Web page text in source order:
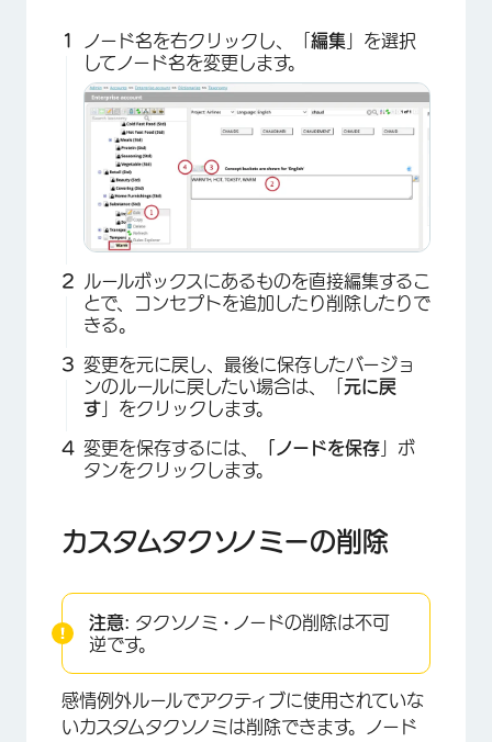
×
ノード名を右クリックし、「 編集 」を選択
してノード名を変更します。
ルールボックスにあるものを直接編集するこ
とで、コンセプトを追加したり削除したりで
きる。
変更を元に戻し、最後に保存したバージョ
ンのルールに戻したい場合は、「 元に戻
す 」をクリックします。
変更を保存するには、 「ノードを保存 」ボ
タンをクリックします。
カスタムタクソノミーの削除
注意: タクソノミ・ノードの削除は不可
逆です。
感情例外ルールでアクティブに使用されていな
いカスタムタクソノミは削除できます。ノード